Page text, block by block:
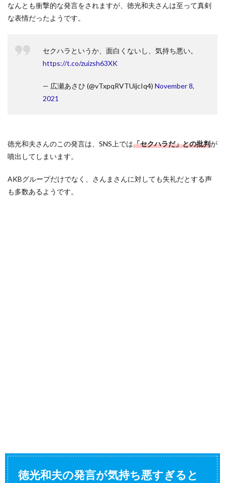
なんとも衝撃的な発言をされますが、徳光和夫さんは至って真剣
な表情だったようです。
セクハラというか、面白くないし、気持ち悪い。
https://t.co/zuizsh63XK
— 広瀬あさひ (@vTxpqRVTUijcIq4) November 8,
2021
徳光和夫さんのこの発言は、SNS上では「セクハラだ」との批判が
噴出してしまいます。
AKBグループだけでなく、さんまさんに対しても失礼だとする声
も多数あるようです。
徳光和夫の発言が気持ち悪すぎると